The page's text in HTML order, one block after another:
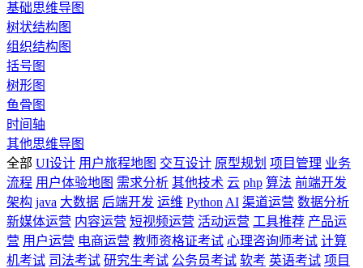
基础思维导图
树状结构图
组织结构图
括号图
树形图
鱼骨图
时间轴
其他思维导图
全部 UI设计 用户旅程地图 交互设计 原型规划 项目管理 业务
流程 用户体验地图 需求分析 其他技术 云 php 算法 前端开发
架构 java 大数据 后端开发 运维 Python AI 渠道运营 数据分析
新媒体运营 内容运营 短视频运营 活动运营 工具推荐 产品运
营 用户运营 电商运营 教师资格证考试 心理咨询师考试 计算
机考试 司法考试 研究生考试 公务员考试 软考 英语考试 项目